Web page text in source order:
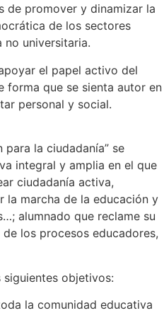
de promover y dinamizar la
de los sectores
no universitaria.
el papel activo del
forma que se sienta autor en
personal y social.
la ciudadanía” se
integral y amplia en el que
ciudadanía activa,
la marcha de la educación y
alumnado que reclame su
los procesos educadores,
objetivos:
la comunidad educativa